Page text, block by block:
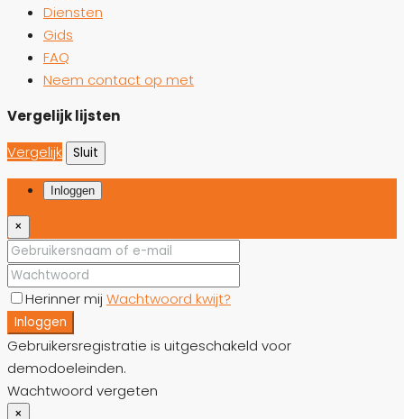
Diensten
Gids
FAQ
Neem contact op met
Vergelijk lijsten
Vergelijk
Sluit
Inloggen
×
Herinner mij Wachtwoord kwijt?
Inloggen
Gebruikersregistratie is uitgeschakeld voor
demodoeleinden.
Wachtwoord vergeten
×